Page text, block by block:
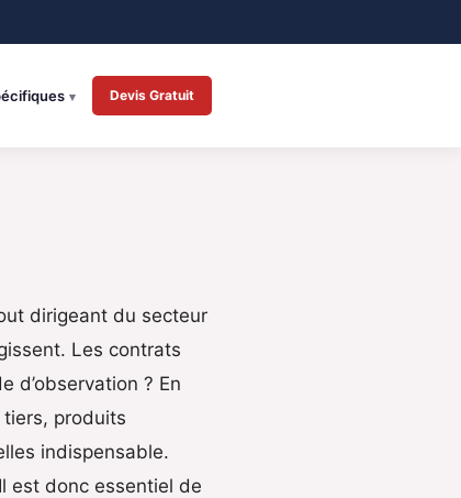
Devis Gratuit
dirigeant du secteur
Les contrats
d’observation ? En
produits
indispensable.
est donc essentiel de